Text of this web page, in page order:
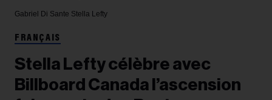
Gabriel Di Sante Stella Lefty
FRANÇAIS
Stella Lefty célèbre avec
Billboard Canada l’ascension